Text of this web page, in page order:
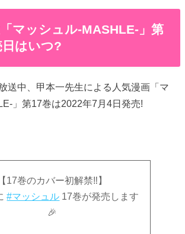
マッシュル-MASHLE-」第
はいつ?
送中、甲本一先生による人気漫画「マ
」第17巻は2022年7月4日発売!
【17巻のカバー初解禁‼️】
#マッシュル 17巻が発売します
🎉